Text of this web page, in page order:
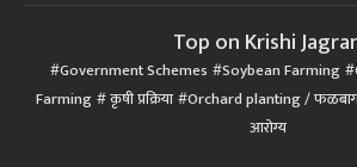
Top on Krishi
Government Schemes Soybean Farming
Farming कृषी प्रक्रिया Orchard planting /
आरोग्य